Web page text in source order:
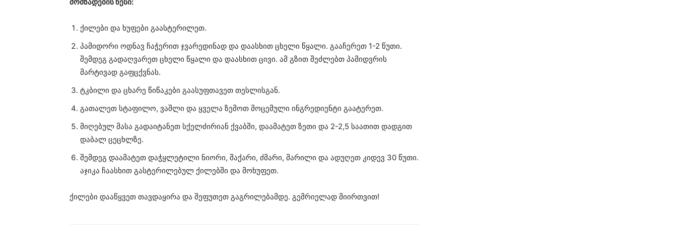
ქილები და ხუფები გაასტერილეთ.
პამიდორი ოდნავ ჩაჭერით ჯვარედინად და დაასხით ცხელი წყალი. გააჩერეთ 1-2 წუთი.
შემდეგ გადაღვარეთ ცხელი წყალი და დაასხით ცივი. ამ გზით შეძლებთ პამიდვრის
მარტივად გაფცქვნას.
ტკბილი და ცხარე წიწაკები გაასუფთავეთ თესლისგან.
გათალეთ სტაფილო, ვაშლი და ყველა ზემოთ მოცემული ინგრედიენტი გაატერეთ.
მიღებულ მასა გადაიტანეთ სქელძირიან ქვაბში, დაამატეთ ზეთი და 2-2,5 საათით დადგით
დაბალ ცეცხლზე.
შემდეგ დაამატეთ დაჭყლეტილი ნიორი, შაქარი, ძმარი, მარილი და ადუღეთ კიდევ 30 წუთი.
აჯიკა ჩაასხით გასტერილებულ ქილებში და მოხუფეთ.
ქილები დააწყვეთ თავდაყირა და შეფუთეთ გაგრილებამდე. გემრიელად მიირთვით!